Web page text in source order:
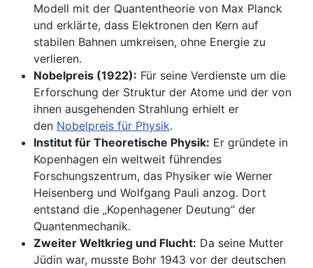
Modell mit der Quantentheorie von Max Planck
und erklärte, dass Elektronen den Kern auf
stabilen Bahnen umkreisen, ohne Energie zu
verlieren.
Nobelpreis (1922): Für seine Verdienste um die
Erforschung der Struktur der Atome und der von
ihnen ausgehenden Strahlung erhielt er
den Nobelpreis für Physik.
Institut für Theoretische Physik: Er gründete in
Kopenhagen ein weltweit führendes
Forschungszentrum, das Physiker wie Werner
Heisenberg und Wolfgang Pauli anzog. Dort
entstand die „Kopenhagener Deutung“ der
Quantenmechanik.
Zweiter Weltkrieg und Flucht: Da seine Mutter
Jüdin war, musste Bohr 1943 vor der deutschen